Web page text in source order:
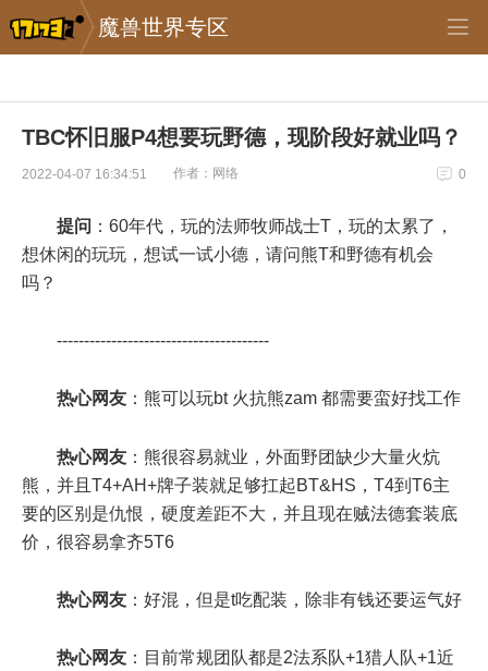
魔兽世界专区
TBC怀旧服P4想要玩野德，现阶段好就业吗？
2022-04-07 16:34:51 作者：网络 0
提问 ：60年代，玩的法师牧师战士T，玩的太累了，
想休闲的玩玩，想试一试小德，请问熊T和野德有机会
吗？
---------------------------------------
热心网友 ：熊可以玩bt 火抗熊zam 都需要蛮好找工作
热心网友 ：熊很容易就业，外面野团缺少大量火炕
熊，并且T4+AH+牌子装就足够扛起BT&HS，T4到T6主
要的区别是仇恨，硬度差距不大，并且现在贼法德套装底
价，很容易拿齐5T6
热心网友 ：好混，但是t吃配装，除非有钱还要运气好
热心网友 ：目前常规团队都是2法系队+1猎人队+1近